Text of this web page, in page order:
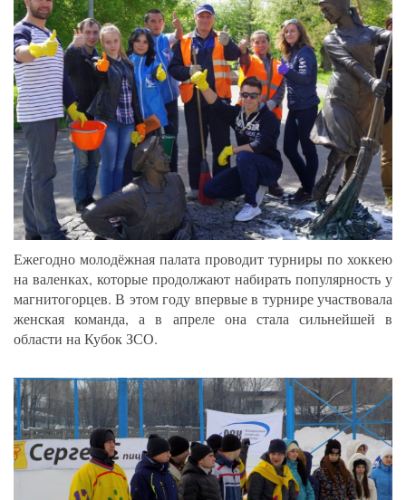
Ежегодно молодёжная палата проводит турниры по хоккею
на валенках, которые продолжают набирать популярность у
магнитогорцев. В этом году впервые в турнире участвовала
женская команда, а в апреле она стала сильнейшей в
области на Кубок ЗСО.